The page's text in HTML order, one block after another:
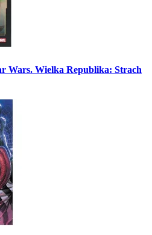
Wars. Wielka Republika: Strach